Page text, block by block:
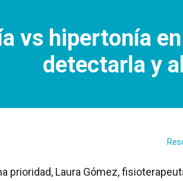
vs hipertonía
detectarla y
prioridad, Laura Gómez,